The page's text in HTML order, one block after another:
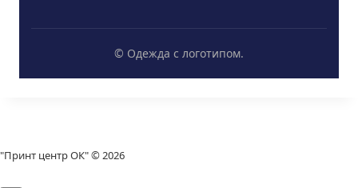
© Одежда с логотипом.
"Принт центр ОК" © 2026